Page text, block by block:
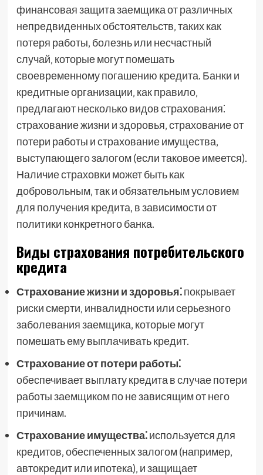
финансовая защита заемщика от различных
непредвиденных обстоятельств‚ таких как
потеря работы‚ болезнь или несчастный
случай‚ которые могут помешать
своевременному погашению кредита. Банки и
кредитные организации‚ как правило‚
предлагают несколько видов страхования⁚
страхование жизни и здоровья‚ страхование от
потери работы и страхование имущества‚
выступающего залогом (если таковое имеется).
Наличие страховки может быть как
добровольным‚ так и обязательным условием
для получения кредита‚ в зависимости от
политики конкретного банка.
Виды страхования потребительского
кредита
Страхование жизни и здоровья⁚покрывает
риски смерти‚ инвалидности или серьезного
заболевания заемщика‚ которые могут
помешать ему выплачивать кредит.
Страхование от потери работы⁚
обеспечивает выплату кредита в случае потери
работы заемщиком по не зависящим от него
причинам.
Страхование имущества⁚используется для
кредитов‚ обеспеченных залогом (например‚
автокредит или ипотека)‚ и защищает